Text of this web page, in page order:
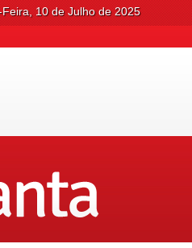
10 de Julho de 2025